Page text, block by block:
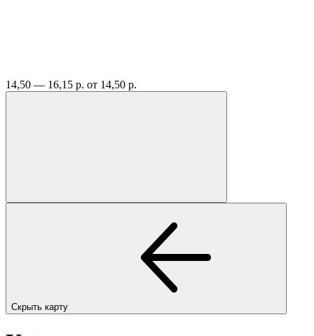
14,50 — 16,15 р. от 14,50 р.
Скрыть карту